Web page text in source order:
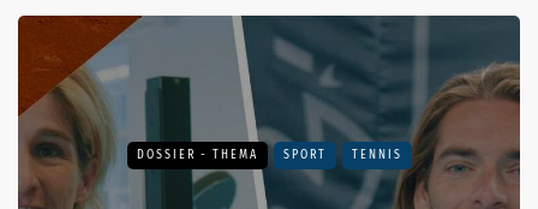
DOSSIER - THEMA SPORT TENNIS